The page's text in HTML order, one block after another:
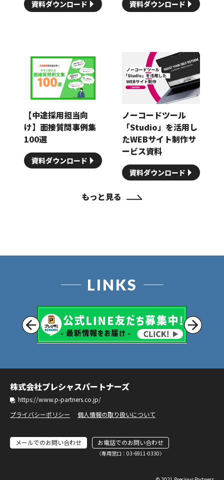
資料ダウンロード 資料ダウンロード
【中途採用担当向
け】面接質問事例集
100選
資料ダウンロード
ノーコードツール
「Studio」を活用し
たWEBサイト制作サ
ービス資料
資料ダウンロード
もっと見る
LINKS
株式会社プレシャスパートナーズ
https://www.p-partners.co.jp/
プライバシーポリシー
個人情報の取り扱いについて
メールでのお問い合わせ お電話でのお問い合わせ
〈専⽤窓⼝：03-6911-0330〉